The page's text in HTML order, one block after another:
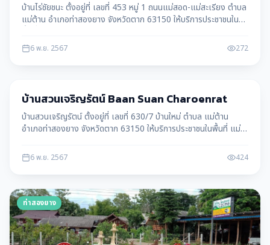
บ้านไร่ชัยชนะ ตั้งอยู่ที่ เลขที่ 453 หมู่ 1 ถนนแม่สอด-แม่สะเรียง ตำบล
แม่ต้าน อำเภอท่าสองยาง จังหวัดตาก 63150 ให้บริการประชาชนใน
6 พ.ย. 2567 272
ท่าสองยาง
บ้านสวนเจริญรัตน์ Baan Suan Charoenrat
บ้านสวนเจริญรัตน์ ตั้งอยู่ที่ เลขที่ 630/7 บ้านใหม่ ตำบล แม่ต้าน
อำเภอท่าสองยาง จังหวัดตาก 63150 ให้บริการประชาชนในพื้นที่ แม่
6 พ.ย. 2567 424
ท่าสองยาง